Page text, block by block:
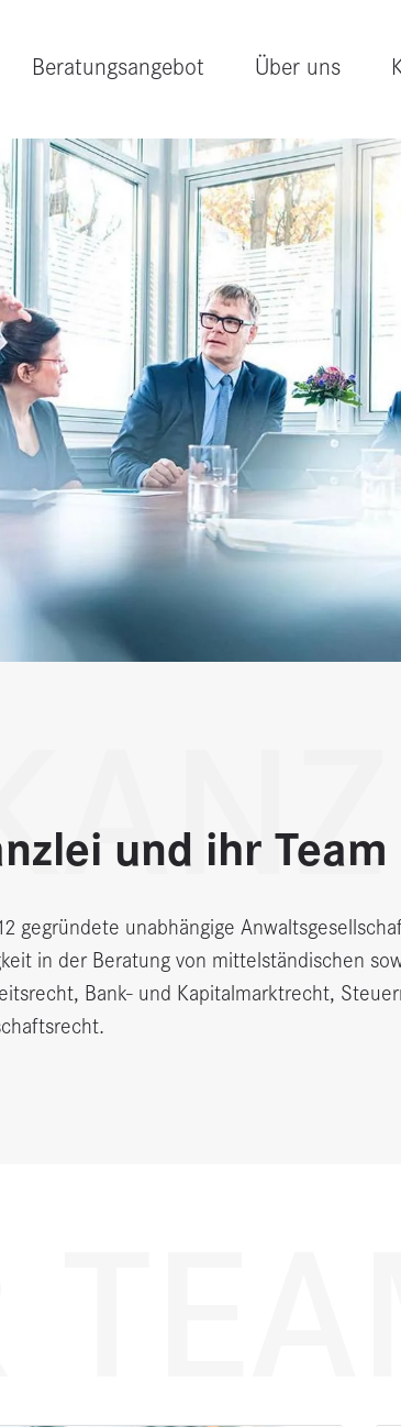
Beratungsangebot Über uns
und ihr Team
gegründete unabhängige
in der Beratung von mittelständischen
Bank- und Kapitalmarktrecht,